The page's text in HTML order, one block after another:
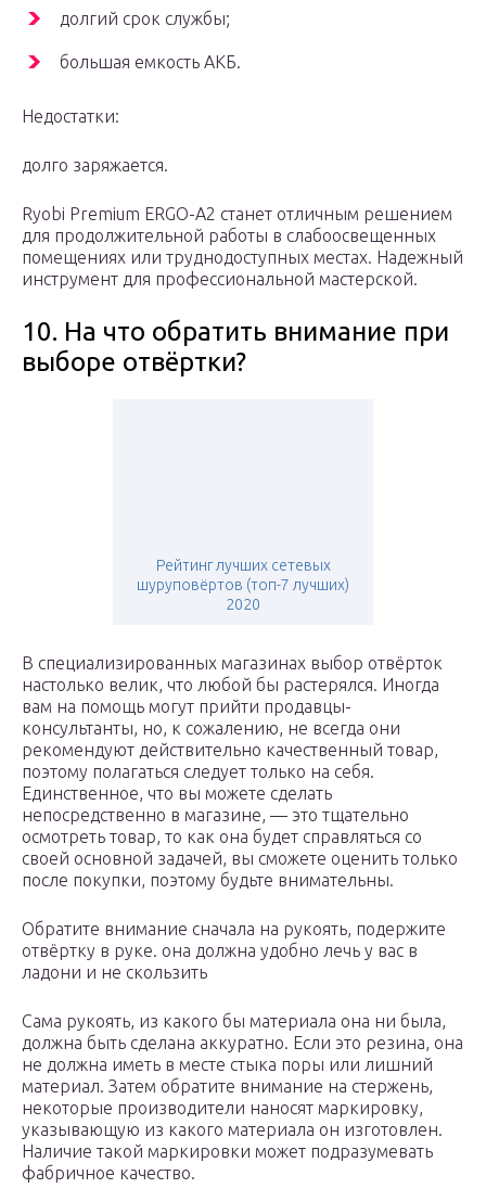
долгий срок службы;
большая емкость АКБ.
Недостатки:
долго заряжается.
Ryobi Premium ERGO-A2 станет отличным решением
для продолжительной работы в слабоосвещенных
помещениях или труднодоступных местах. Надежный
инструмент для профессиональной мастерской.
10. На что обратить внимание при
выборе отвёртки?
Рейтинг лучших сетевых
шуруповёртов (топ-7 лучших)
2020
В специализированных магазинах выбор отвёрток
настолько велик, что любой бы растерялся. Иногда
вам на помощь могут прийти продавцы-
консультанты, но, к сожалению, не всегда они
рекомендуют действительно качественный товар,
поэтому полагаться следует только на себя.
Единственное, что вы можете сделать
непосредственно в магазине, — это тщательно
осмотреть товар, то как она будет справляться со
своей основной задачей, вы сможете оценить только
после покупки, поэтому будьте внимательны.
Обратите внимание сначала на рукоять, подержите
отвёртку в руке. она должна удобно лечь у вас в
ладони и не скользить
Сама рукоять, из какого бы материала она ни была,
должна быть сделана аккуратно. Если это резина, она
не должна иметь в месте стыка поры или лишний
материал. Затем обратите внимание на стержень,
некоторые производители наносят маркировку,
указывающую из какого материала он изготовлен.
Наличие такой маркировки может подразумевать
фабричное качество.